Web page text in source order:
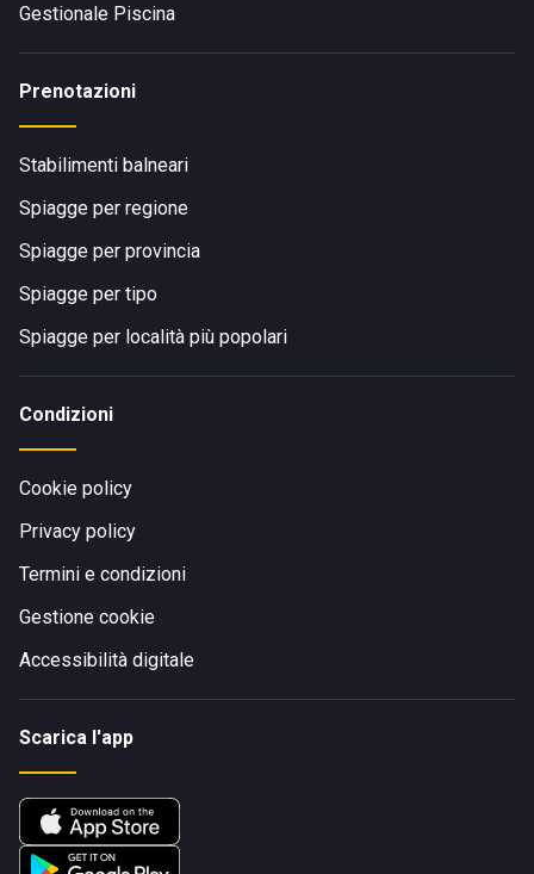
Gestionale Piscina
Prenotazioni
Stabilimenti balneari
Spiagge per regione
Spiagge per provincia
Spiagge per tipo
Spiagge per località più popolari
Condizioni
Cookie policy
Privacy policy
Termini e condizioni
Gestione cookie
Accessibilità digitale
Scarica l'app